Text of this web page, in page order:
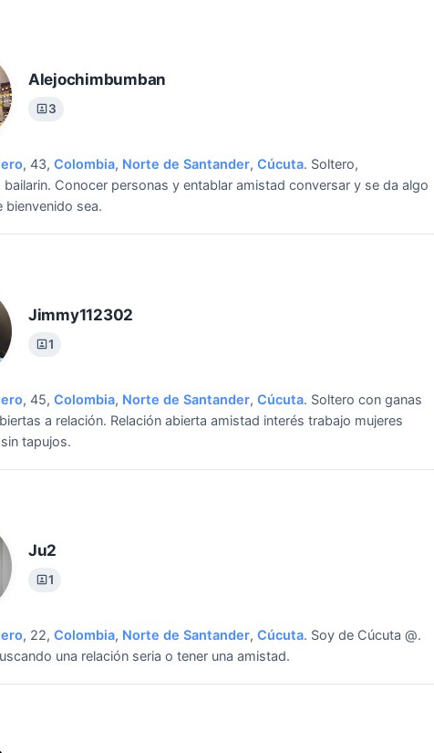
Alejochimbumban
3
, 43, Colombia, Norte de Santander, Cúcuta. Soltero,
Conocer personas y entablar amistad conversar y se da algo
bienvenido sea.
Jimmy112302
1
, 45, Colombia, Norte de Santander, Cúcuta. Soltero con ganas
a relación. Relación abierta amistad interés trabajo mujeres
tapujos.
Ju2
1
, 22, Colombia, Norte de Santander, Cúcuta. Soy de Cúcuta @.
una relación seria o tener una amistad.